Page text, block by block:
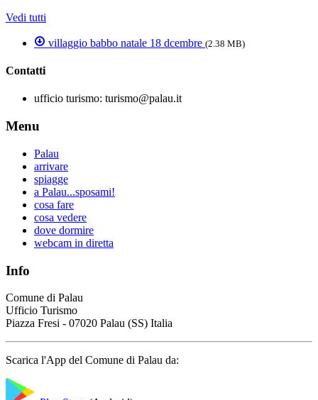
Vedi tutti
villaggio babbo natale 18 dcembre (2.38 MB)
Contatti
ufficio turismo: turismo@palau.it
Menu
Palau
arrivare
spiagge
a Palau...sposami!
cosa fare
cosa vedere
dove dormire
webcam in diretta
Info
Comune di Palau
Ufficio Turismo
Piazza Fresi - 07020 Palau (SS) Italia
Scarica l'App del Comune di Palau da: